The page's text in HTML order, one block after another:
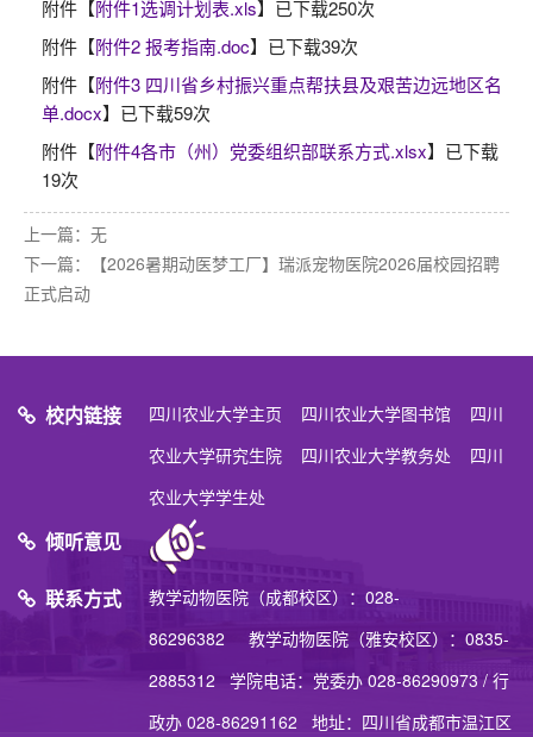
附件【附件1选调计划表.xls】已下载250次
附件【附件2 报考指南.doc】已下载39次
附件【附件3 四川省乡村振兴重点帮扶县及艰苦边远地区名
单.docx】已下载59次
附件【附件4各市（州）党委组织部联系方式.xlsx】已下载
19次
上一篇：无
下一篇：
【2026暑期动医梦工厂】瑞派宠物医院2026届校园招聘
正式启动
校内链接 四川农业大学主页 四川农业大学图书馆
四川
农业大学研究生院
四川农业大学教务处
四川
农业大学学生处
倾听意见
联系方式
教学动物医院（成都校区）：028-
86296382 教学动物医院（雅安校区）：0835-
2885312 学院电话：党委办 028-86290973 / 行
政办 028-86291162 地址：四川省成都市温江区